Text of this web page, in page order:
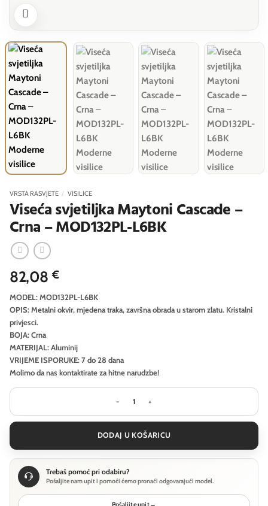
VRSTA RASVJETE / VISILICE
Viseća svjetiljka Maytoni Cascade –
Crna – MOD132PL-L6BK
82,08 €
MODEL: MOD132PL-L6BK
OPIS: Metalni okvir, mjedena traka, završna obrada u starom zlatu. Kristalni
privjesci.
BOJA: Crna
MATERIJAL: Aluminij
VRIJEME ISPORUKE: 7 do 28 dana
Molimo da nas kontaktirate za hitne narudzbe!
Viseća svjetiljka Maytoni Cascade -
DODAJ U KOŠARICU
Trebaš pomoć pri odabiru?
Pošaljite nam upit i pomoći ćemo pronaći odgovarajući model.
Pošaljite upit→